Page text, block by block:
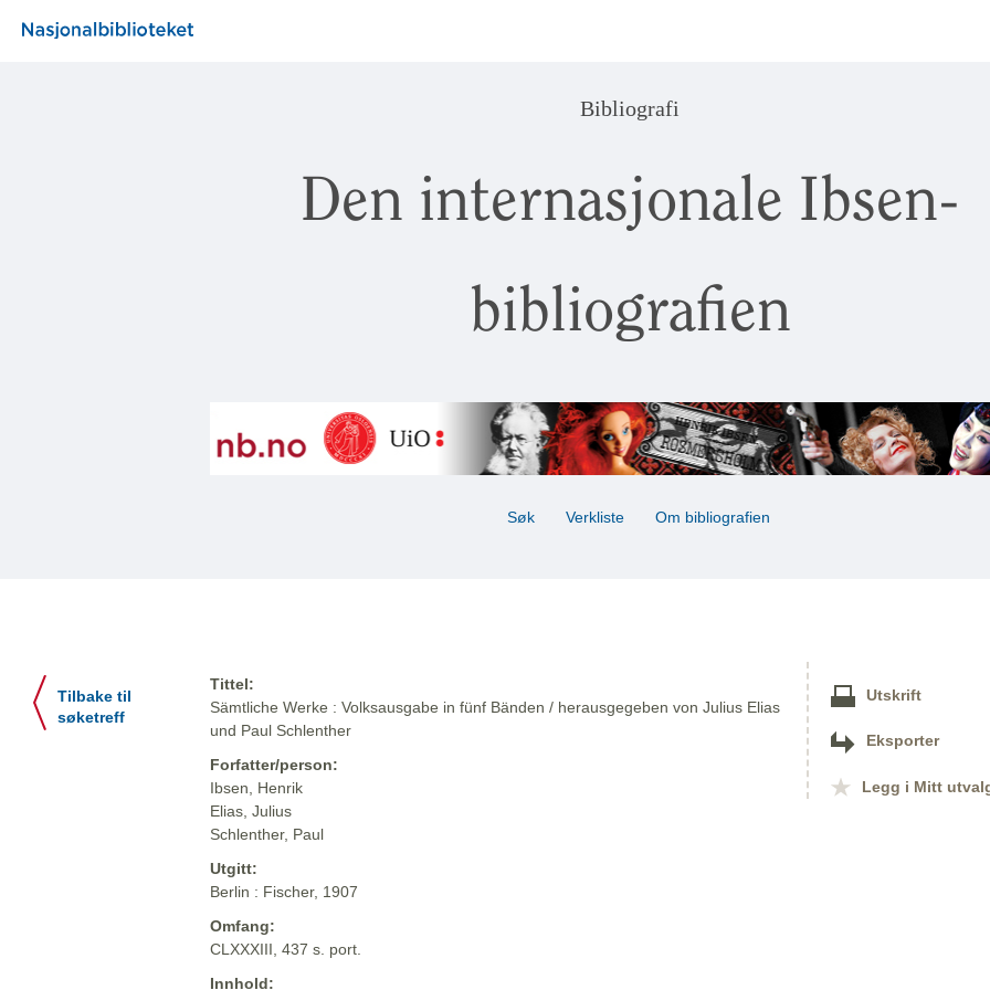
Bibliografi
Den internasjonale Ibsen-
bibliografien
Søk Verkliste Om bibliografien
Tilbake til
søketreff
Tittel:
Sämtliche Werke : Volksausgabe in fünf Bänden / herausgegeben von Julius Elias
und Paul Schlenther
Forfatter/person:
Ibsen, Henrik
Elias, Julius
Schlenther, Paul
Utgitt:
Berlin : Fischer, 1907
Omfang:
CLXXXIII, 437 s. port.
Innhold:
Utskrift
Eksporter
Legg i Mitt